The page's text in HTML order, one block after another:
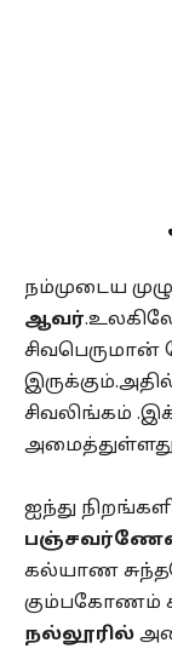
நம்முடைய
ஆவர்
சிவலிங்கம்
அமைத்துள்ளது
ஐந்து
கல்யாண
கும்பகோணம்
நல்லூரில்